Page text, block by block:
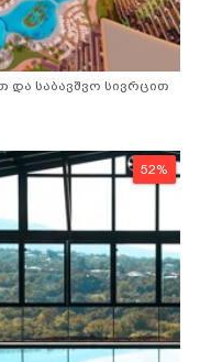
და საბავშვო სივრცით
52%